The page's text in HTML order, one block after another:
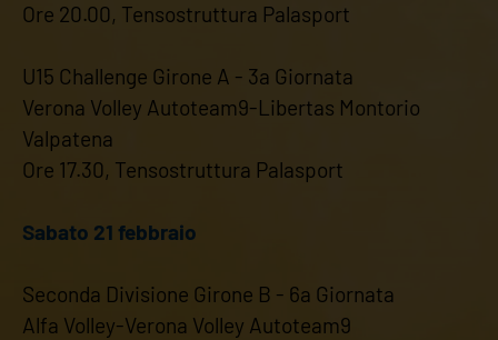
Ore 20.00, Tensostruttura Palasport
U15 Challenge Girone A - 3a Giornata
Verona Volley Autoteam9-Libertas Montorio
Valpatena
Ore 17.30, Tensostruttura Palasport
Sabato 21 febbraio
Seconda Divisione Girone B - 6a Giornata
Alfa Volley-Verona Volley Autoteam9